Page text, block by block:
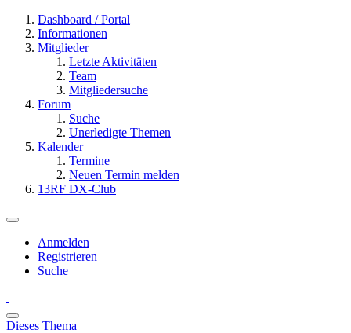
Dashboard / Portal
Informationen
Mitglieder
Letzte Aktivitäten
Team
Mitgliedersuche
Forum
Suche
Unerledigte Themen
Kalender
Termine
Neuen Termin melden
13RF DX-Club
Anmelden
Registrieren
Suche
Dieses Thema